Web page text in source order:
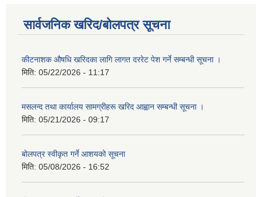
सार्वजनिक खरिद/बोलपत्र सूचना
कीटनाशक औषधि खरिदका लागि लागत दररेट पेश गर्ने सम्बन्धी सूचना ।
मिति: 05/22/2026 - 11:17
मसलन्द तथा कार्यालय सामग्रीहरू खरिद आह्वान सम्बन्धी सूचना ।
मिति: 05/21/2026 - 09:17
बोलपत्र स्वीकृत गर्ने आशयको सूचना
मिति: 05/08/2026 - 16:52